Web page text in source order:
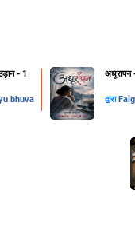
- 1
bhuva
अधूरापन
द्वारा